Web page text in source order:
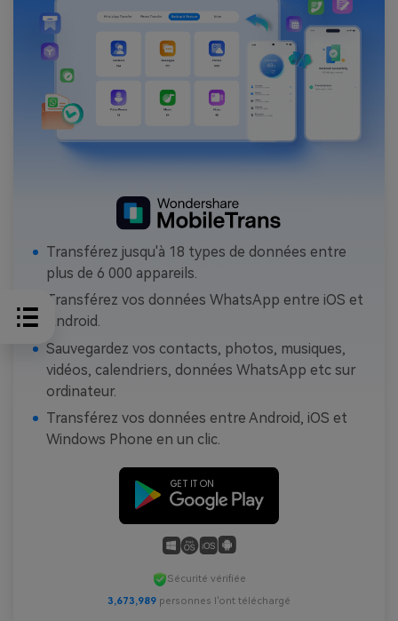
Transférez jusqu'à 18 types de données entre
plus de 6 000 appareils.
Transférez vos données WhatsApp entre iOS et
Android.
Sauvegardez vos contacts, photos, musiques,
vidéos, calendriers, données WhatsApp etc sur
ordinateur.
Transférez vos données entre Android, iOS et
Windows Phone en un clic.
Sécurité vérifiée
3,673,989 personnes l'ont téléchargé